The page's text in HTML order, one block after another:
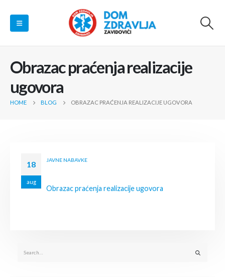
Obrazac praćenja realizacije
ugovora
HOME BLOG OBRAZAC PRAĆENJA REALIZACIJE UGOVORA
18
aug
JAVNE NABAVKE
Obrazac praćenja realizacije ugovora